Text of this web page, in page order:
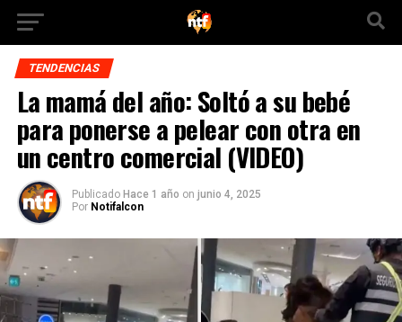
TENDENCIAS
La mamá del año: Soltó a su bebé
para ponerse a pelear con otra en
un centro comercial (VIDEO)
Publicado Hace 1 año on junio 4, 2025
Por Notifalcon